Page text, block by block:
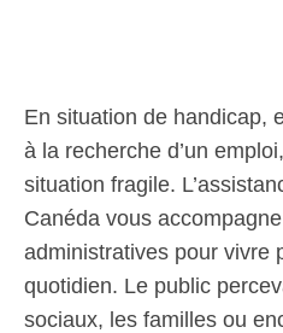
En situation de handicap,
à la recherche d’un
situation fragile.
Canéda vous
administratives pour vivre
quotidien. Le public
sociaux, les familles ou